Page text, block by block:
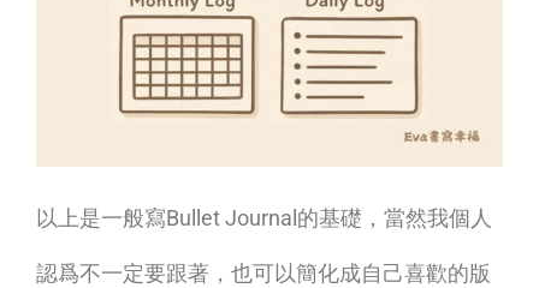
以上是一般寫Bullet Journal的基礎，當然我個人
認爲不一定要跟著，也可以簡化成自己喜歡的版